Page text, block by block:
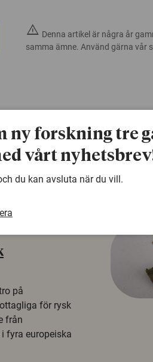
warning Denna artikel är några år
samma ämne. Använd gärna vår
på
för rysk
från
fyra europeiska
ny forskning tre
vårt
du kan avsluta när du vill.